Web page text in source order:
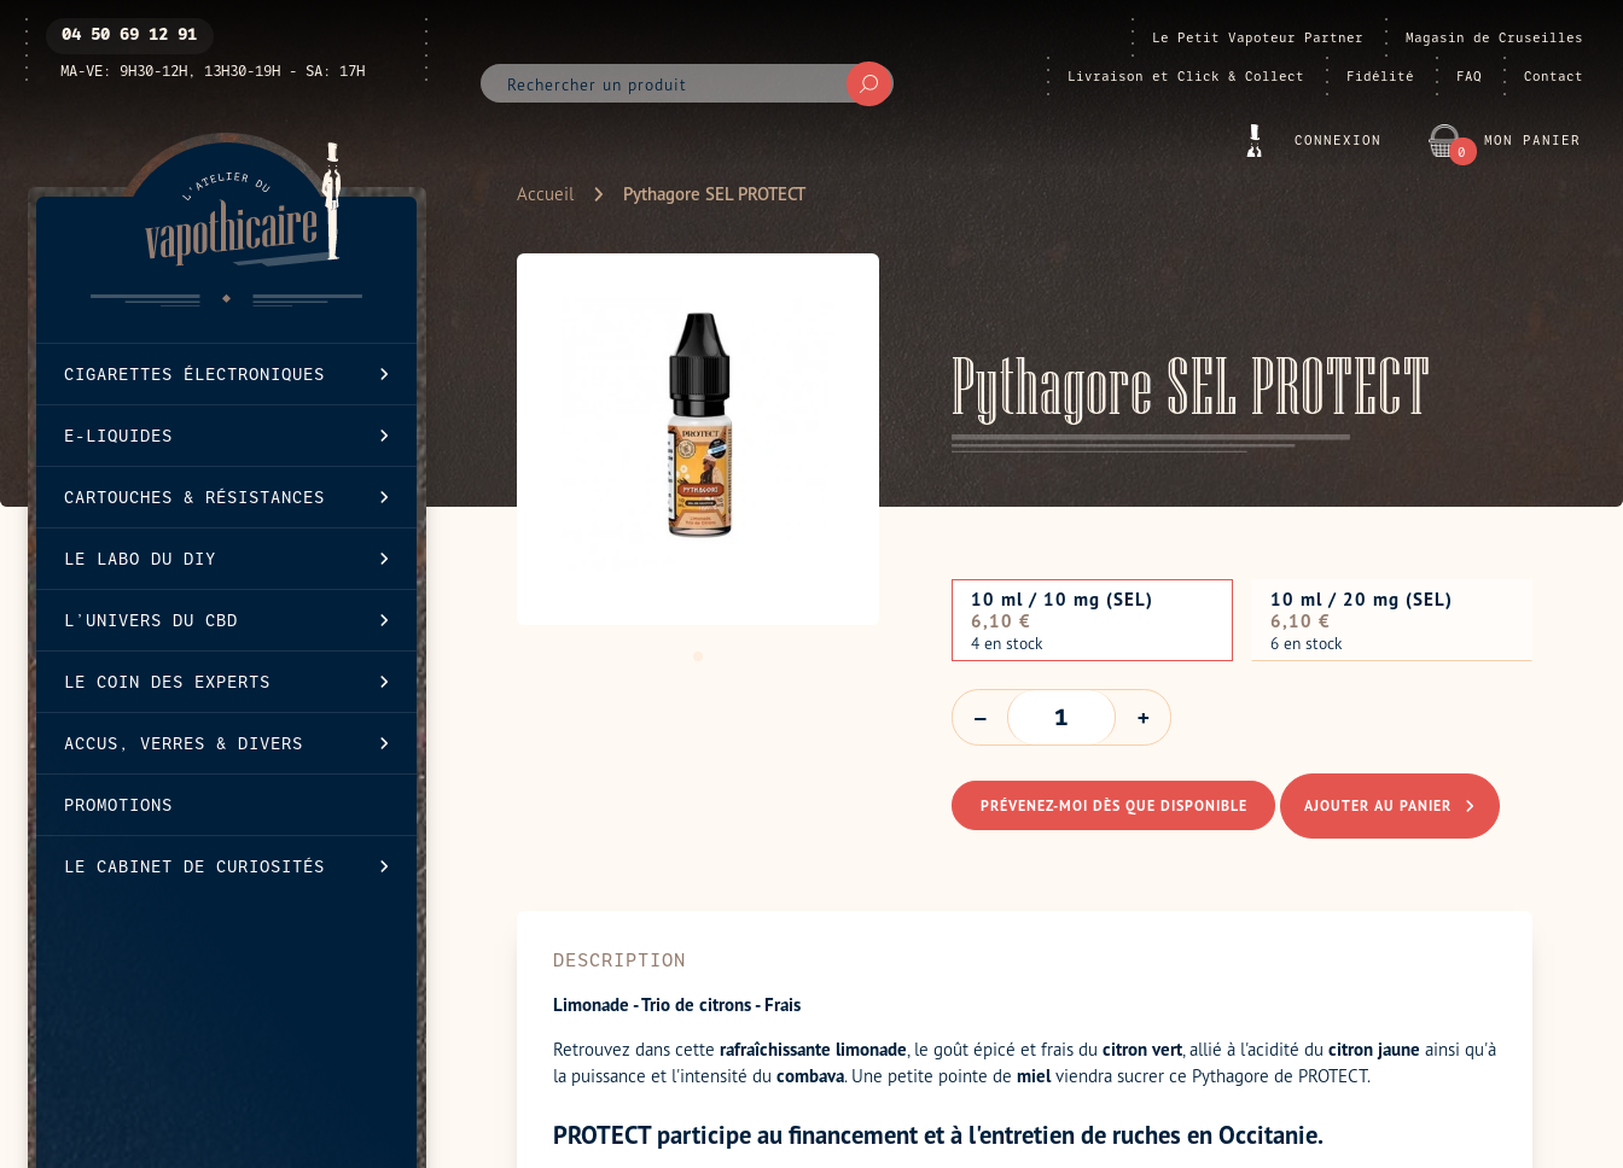
contenu
04 50 69 12 91
MA-VE: 9H30-12H, 13H30-19H - SA: 17H
CIGARETTES ÉLECTRONIQUES
E-LIQUIDES
CARTOUCHES & RÉSISTANCES
LE LABO DU DIY
L’UNIVERS DU CBD
LE COIN DES EXPERTS
ACCUS, VERRES & DIVERS
PROMOTIONS
LE CABINET DE CURIOSITÉS
fermer
Le Petit Vapoteur Partner Magasin de Cruseilles
Livraison et Click & Collect Fidélité FAQ Contact
Soumettre
CONNEXION MON PANIER
0
ARTICLE
Accueil Pythagore SEL PROTECT
Pythagore SEL PROTECT
10 ml / 10 mg (SEL)
Prix
normal
6,10 €
4 en stock
10 ml / 20 mg (SEL)
Prix
normal
6,10 €
6 en stock
QUANTITÉ
PRÉVENEZ-MOI DÈS QUE DISPONIBLE AJOUTER AU PANIER
DESCRIPTION
Limonade - Trio de citrons - Frais
Retrouvez dans cette rafraîchissante limonade, le goût épicé et frais du citron vert, allié à l'acidité du citron jaune ainsi qu'à
la puissance et l'intensité du combava. Une petite pointe de mielviendra sucrer ce Pythagore de PROTECT.
PROTECT participe au financement et à l'entretien de ruches en Occitanie.